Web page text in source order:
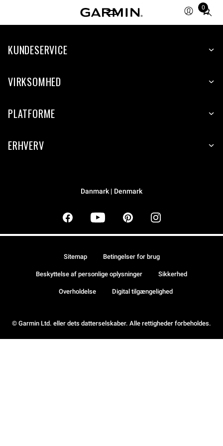
0
Total
items
cart:
KUNDESERVICE
VIRKSOMHED
PLATFORME
ERHVERV
Danmark | Denmark
© Garmin Ltd. eller dets datterselskaber. Alle rettigheder forbeholdes.
Sitemap Betingelser for brug
Beskyttelse af personlige oplysninger Sikkerhed
Overholdelse Digital tilgængelighed